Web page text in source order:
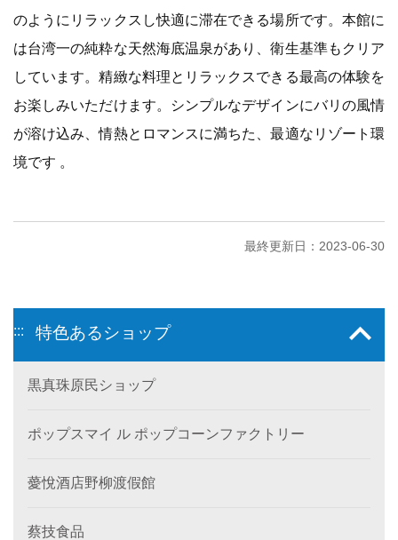
のようにリラックスし快適に滞在できる場所です。本館に
は台湾一の純粋な天然海底温泉があり、衛生基準もクリア
しています。精緻な料理とリラックスできる最高の体験を
お楽しみいただけます。シンプルなデザインにバリの風情
が溶け込み、情熱とロマンスに満ちた、最適なリゾート環
境です 。
最終更新日：2023-06-30
::: 特色あるショップ
黒真珠原民ショップ
ポップスマイ ル ポップコーンファクトリー
薆悅酒店野柳渡假館
蔡技食品